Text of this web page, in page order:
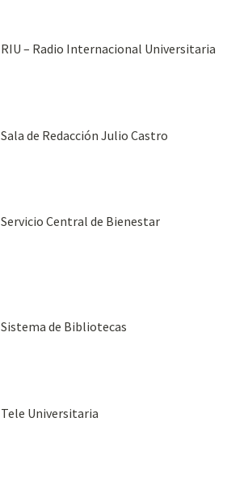
RIU – Radio Internacional Universitaria
Sala de Redacción Julio Castro
Servicio Central de Bienestar
Sistema de Bibliotecas
Tele Universitaria